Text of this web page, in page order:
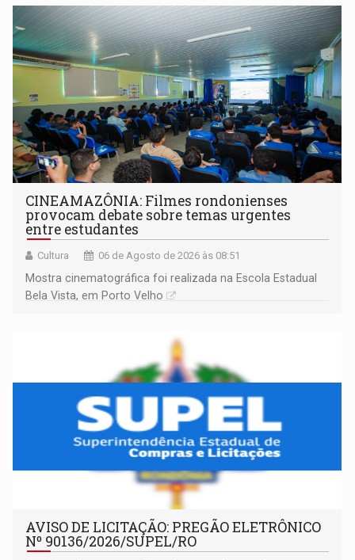
CINEAMAZÔNIA: Filmes rondonienses
provocam debate sobre temas urgentes
entre estudantes
Cultura 06 de Agosto de 2026 às 08:51
Mostra cinematográfica foi realizada na Escola Estadual
Bela Vista, em Porto Velho
AVISO DE LICITAÇÃO: PREGÃO ELETRÔNICO
Nº 90136/2026/SUPEL/RO